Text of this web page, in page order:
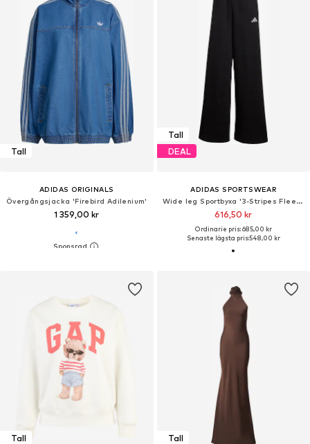
Tall
ADIDAS ORIGINALS
Övergångsjacka 'Firebird Adilenium'
1 359,00 kr
Tall
DEAL
ADIDAS SPORTSWEAR
Wide leg Sportbyxa '3-Stripes Fleece Wide'
616,50 kr
Ordinarie pris: 685,00 kr
Senaste lägsta pris:548,00 kr
Tall
Tall